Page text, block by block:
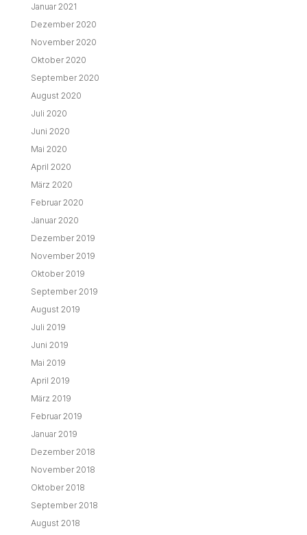
Januar 2021
Dezember 2020
November 2020
Oktober 2020
September 2020
August 2020
Juli 2020
Juni 2020
Mai 2020
April 2020
März 2020
Februar 2020
Januar 2020
Dezember 2019
November 2019
Oktober 2019
September 2019
August 2019
Juli 2019
Juni 2019
Mai 2019
April 2019
März 2019
Februar 2019
Januar 2019
Dezember 2018
November 2018
Oktober 2018
September 2018
August 2018